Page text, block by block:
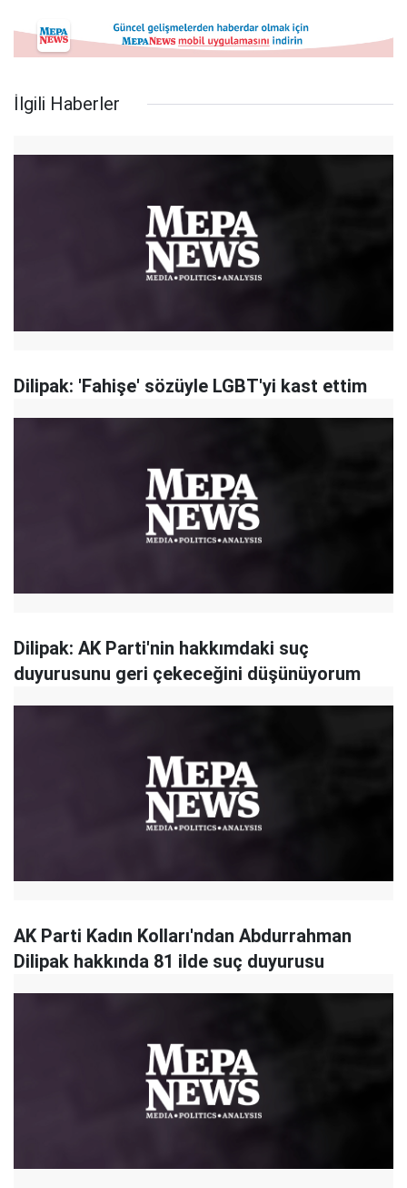
İlgili Haberler
Dilipak: 'Fahişe' sözüyle LGBT'yi kast ettim
Dilipak: AK Parti'nin hakkımdaki suç
duyurusunu geri çekeceğini düşünüyorum
AK Parti Kadın Kolları'ndan Abdurrahman
Dilipak hakkında 81 ilde suç duyurusu